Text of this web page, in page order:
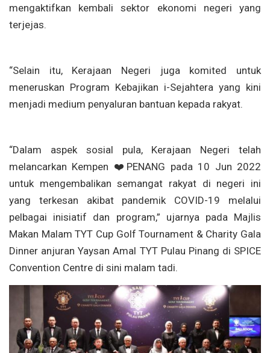
mengaktifkan kembali sektor ekonomi negeri yang
terjejas.
“Selain itu, Kerajaan Negeri juga komited untuk
meneruskan Program Kebajikan i-Sejahtera yang kini
menjadi medium penyaluran bantuan kepada rakyat.
“Dalam aspek sosial pula, Kerajaan Negeri telah
melancarkan Kempen ❤️ PENANG pada 10 Jun 2022
untuk mengembalikan semangat rakyat di negeri ini
yang terkesan akibat pandemik COVID-19 melalui
pelbagai inisiatif dan program,” ujarnya pada Majlis
Makan Malam TYT Cup Golf Tournament & Charity Gala
Dinner anjuran Yaysan Amal TYT Pulau Pinang di SPICE
Convention Centre di sini malam tadi.